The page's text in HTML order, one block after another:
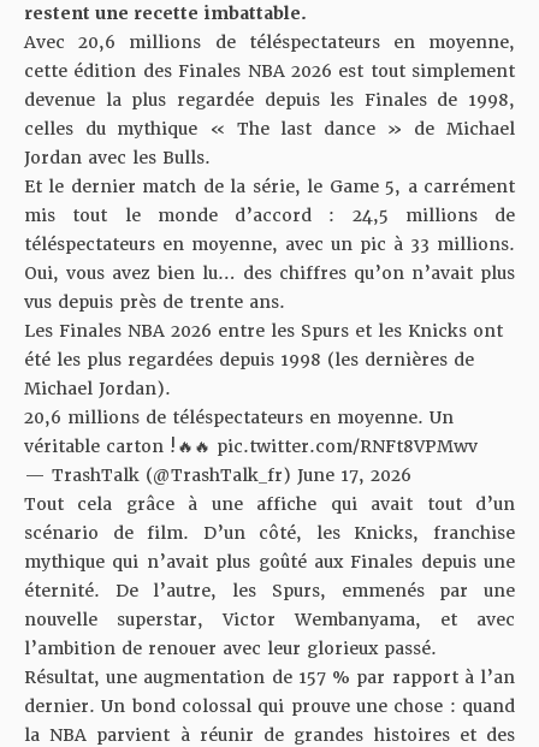
restent une recette imbattable.
Avec 20,6 millions de téléspectateurs en moyenne,
cette édition des Finales NBA 2026 est tout simplement
devenue la plus regardée depuis les Finales de 1998,
celles du mythique « The last dance » de Michael
Jordan avec les Bulls.
Et le dernier match de la série, le Game 5, a carrément
mis tout le monde d’accord : 24,5 millions de
téléspectateurs en moyenne, avec un pic à 33 millions.
Oui, vous avez bien lu… des chiffres qu’on n’avait plus
vus depuis près de trente ans.
Les Finales NBA 2026 entre les Spurs et les Knicks ont
été les plus regardées depuis 1998 (les dernières de
Michael Jordan).
20,6 millions de téléspectateurs en moyenne. Un
véritable carton !🔥🔥 pic.twitter.com/RNFt8VPMwv
— TrashTalk (@TrashTalk_fr) June 17, 2026
Tout cela grâce à une affiche qui avait tout d’un
scénario de film. D’un côté, les Knicks, franchise
mythique qui n’avait plus goûté aux Finales depuis une
éternité. De l’autre, les Spurs, emmenés par une
nouvelle superstar, Victor Wembanyama, et avec
l’ambition de renouer avec leur glorieux passé.
Résultat, une augmentation de 157 % par rapport à l’an
dernier. Un bond colossal qui prouve une chose : quand
la NBA parvient à réunir de grandes histoires et des